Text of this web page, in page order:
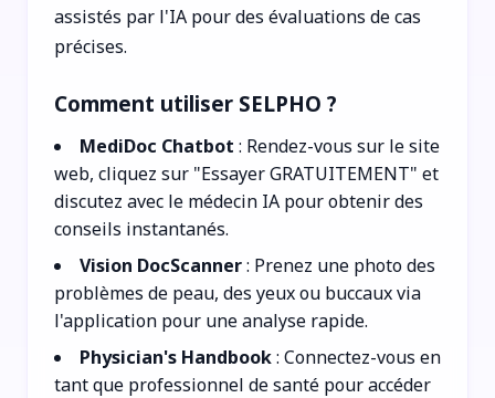
assistés par l'IA pour des évaluations de cas
précises.
Comment utiliser SELPHO ?
MediDoc Chatbot : Rendez-vous sur le site
web, cliquez sur "Essayer GRATUITEMENT" et
discutez avec le médecin IA pour obtenir des
conseils instantanés.
Vision DocScanner: Prenez une photo des
problèmes de peau, des yeux ou buccaux via
l'application pour une analyse rapide.
Physician's Handbook: Connectez-vous en
tant que professionnel de santé pour accéder